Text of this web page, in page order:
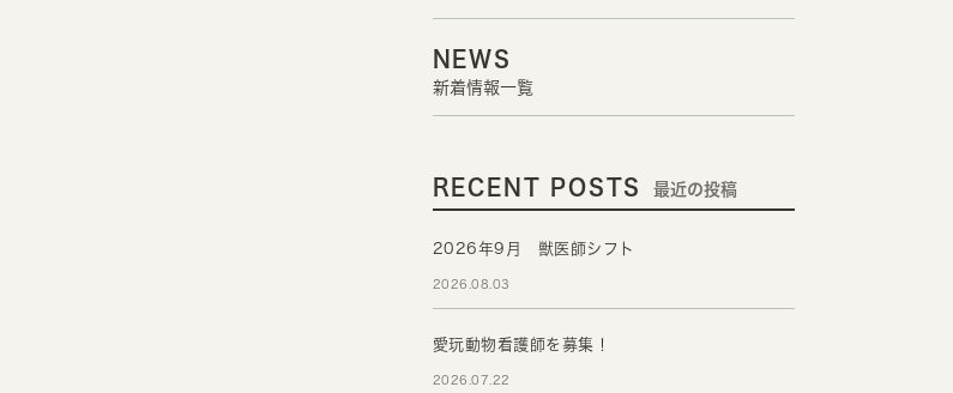
NEWS
新着情報一覧
RECENT POSTS 最近の投稿
2026年9月 獣医師シフト
2026.08.03
愛玩動物看護師を募集！
2026.07.22